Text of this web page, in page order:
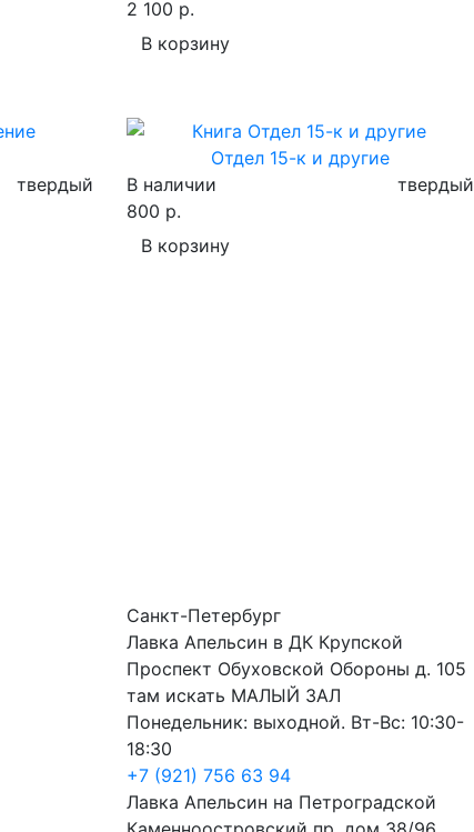
2 100 р.
В корзину
твердый
Отдел 15-к и другие
В наличии
твердый
800 р.
В корзину
Санкт-Петербург
Лавка Апельсин в ДК Крупской
Проспект Обуховской Обороны д. 105
там искать МАЛЫЙ ЗАЛ
Понедельник: выходной. Вт-Вс: 10:30-
18:30
+7 (921) 756 63 94
Лавка Апельсин на Петроградской